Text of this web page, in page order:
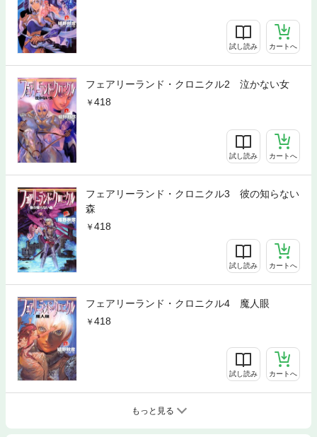
試し読み カートへ
フェアリーランド・クロニクル2 泣かない女
418
試し読み カートへ
フェアリーランド・クロニクル3 彼の知らない
森
418
試し読み カートへ
フェアリーランド・クロニクル4 魔人眼
418
試し読み カートへ
もっと見る